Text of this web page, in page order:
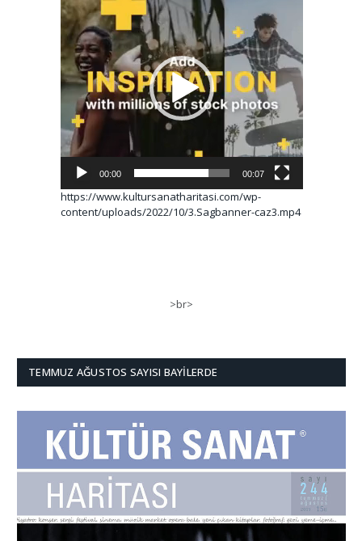
oynatıcı
00:00 00:07
https://www.kultursanatharitasi.com/wp-
content/uploads/2022/10/3.Sagbanner-caz3.mp4
>br>
TEMMUZ AĞUSTOS SAYISI BAYILERDE